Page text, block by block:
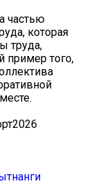
частью
которая
труда,
пример того,